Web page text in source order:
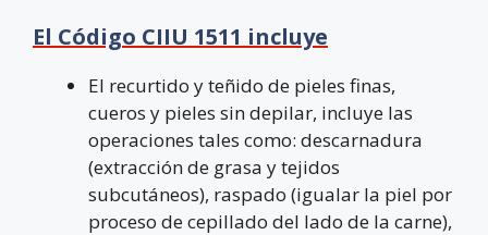
El Código CIIU 1511 incluye
El recurtido y teñido de pieles finas,
cueros y pieles sin depilar, incluye las
operaciones tales como: descarnadura
(extracción de grasa y tejidos
subcutáneos), raspado (igualar la piel por
proceso de cepillado del lado de la carne),